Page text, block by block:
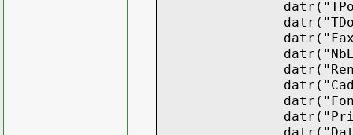
datr("TPort") =
datr("TDom") =
datr("Fax") =
datr("NbEnf") =
datr("Rend") =
datr("Cadre") =
datr("Fonction")
datr("PrimeAnc")
datr("DateEmb") =